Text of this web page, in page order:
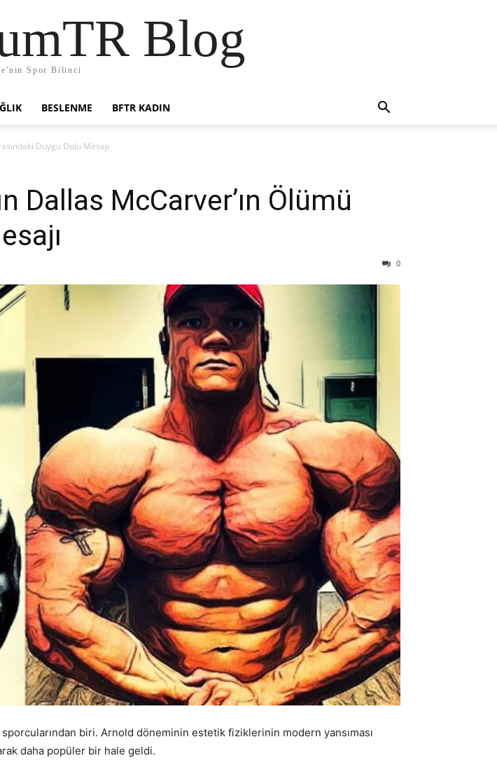
Blog
Spor Bilinci
BESLENME BFTR KADIN
Duygu Dolu Mesajı
Dallas McCarver’ın Ölümü
0
biri. Arnold döneminin estetik fiziklerinin modern yansıması
daha popüler bir hale geldi.